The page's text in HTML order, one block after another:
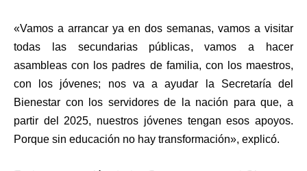
«Vamos a arrancar ya en dos semanas, vamos a visitar
todas las secundarias públicas, vamos a hacer
asambleas con los padres de familia, con los maestros,
con los jóvenes; nos va a ayudar la Secretaría del
Bienestar con los servidores de la nación para que, a
partir del 2025, nuestros jóvenes tengan esos apoyos.
Porque sin educación no hay transformación», explicó.